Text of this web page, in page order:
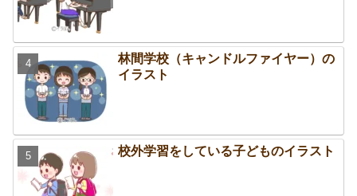
林間学校（キャンドルファイヤー）の
イラスト
校外学習をしている子どものイラスト